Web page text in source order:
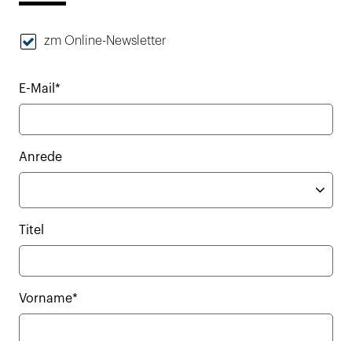
zm Online-Newsletter
E-Mail*
Anrede
Titel
Vorname*